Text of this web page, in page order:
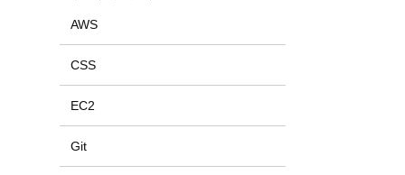
AWS
CSS
EC2
Git